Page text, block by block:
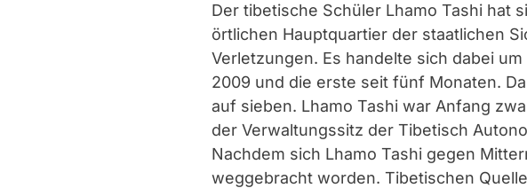
Der tibetische Schüler Lhamo Tashi hat
örtlichen Hauptquartier der staatlichen
Verletzungen. Es handelte sich dabei
2009 und die erste seit fünf Monaten.
auf sieben. Lhamo Tashi war Anfang
der Verwaltungssitz der Tibetisch
Nachdem sich Lhamo Tashi gegen
weggebracht worden. Tibetischen